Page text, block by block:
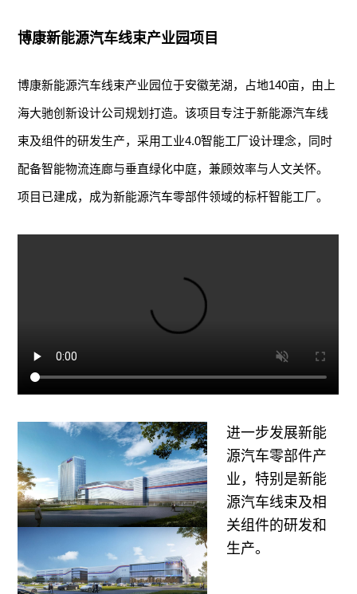
博康新能源汽车线束产业园项目
博康新能源汽车线束产业园位于安徽芜湖，占地140亩，由上
海大驰创新设计公司规划打造。该项目专注于新能源汽车线
束及组件的研发生产，采用工业4.0智能工厂设计理念，同时
配备智能物流连廊与垂直绿化中庭，兼顾效率与人文关怀。
项目已建成，成为新能源汽车零部件领域的标杆智能工厂。
进一步发展新能
源汽车零部件产
业，特别是新能
源汽车线束及相
关组件的研发和
生产。